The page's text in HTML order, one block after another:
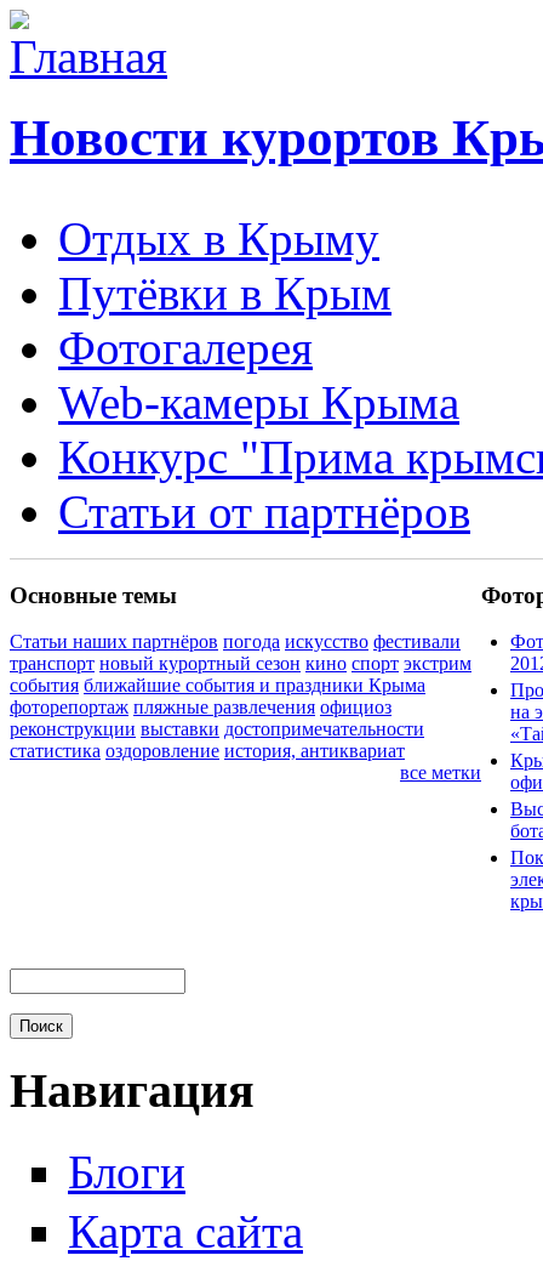
Новости курортов
Отдых в Крыму
Путёвки в Крым
Фотогалерея
Web-камеры Крыма
Конкурс "Прима
Статьи от партнёров
Основные темы
Статьи наших партнёров погода искусство фестивали
транспорт новый курортный сезон кино спорт экстрим
события ближайшие события и праздники Крыма
фоторепортаж пляжные развлечения официоз
реконструкции выставки достопримечательности
статистика оздоровление история, антиквариат
все метки
на
Навигация
Блоги
Карта сайта